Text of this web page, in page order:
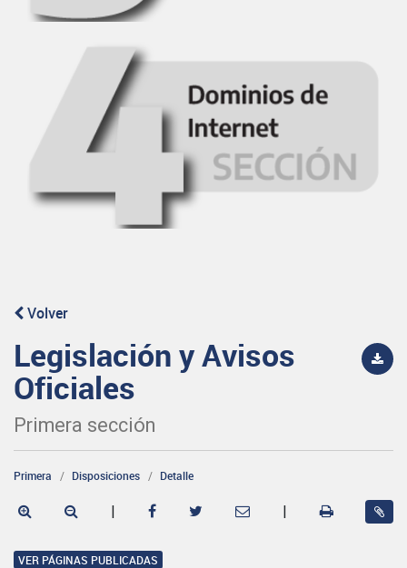
Volver
Legislación y Avisos
Oficiales
Primera sección
Primera Disposiciones Detalle
| |
VER PÁGINAS PUBLICADAS